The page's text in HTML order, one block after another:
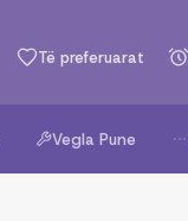
Të preferuarat
Vegla Pune